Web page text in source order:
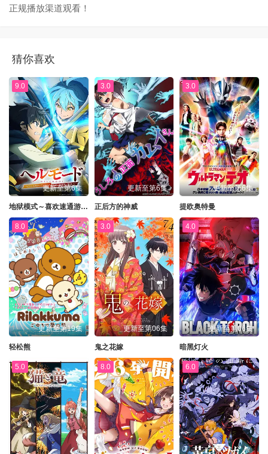
正规播放渠道观看！
猜你喜欢
9.0
更新至第6集
地狱模式～喜欢速通游戏的玩家在废设定异世界无双～第二季
3.0
更新至第6集
正后方的神威
3.0
更新至第6集
提欧奥特曼
8.0
更新至第19集
轻松熊
3.0
更新至第06集
鬼之花嫁
4.0
更新至第06集
暗黑灯火
5.0 8.0 6.0